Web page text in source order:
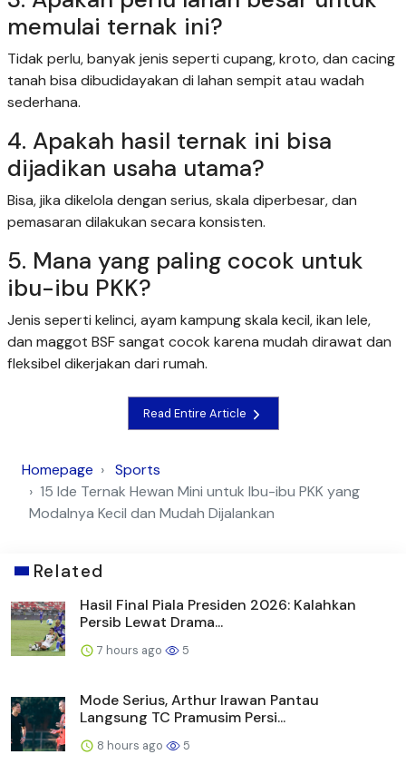
memulai ternak ini?
Tidak perlu, banyak jenis seperti cupang, kroto, dan cacing
tanah bisa dibudidayakan di lahan sempit atau wadah
sederhana.
4. Apakah hasil ternak ini bisa
dijadikan usaha utama?
Bisa, jika dikelola dengan serius, skala diperbesar, dan
pemasaran dilakukan secara konsisten.
5. Mana yang paling cocok untuk
ibu-ibu PKK?
Jenis seperti kelinci, ayam kampung skala kecil, ikan lele,
dan maggot BSF sangat cocok karena mudah dirawat dan
fleksibel dikerjakan dari rumah.
Read Entire Article
Homepage
Sports
15 Ide Ternak Hewan Mini untuk Ibu-ibu PKK yang
Modalnya Kecil dan Mudah Dijalankan
Related
Hasil Final Piala Presiden 2026: Kalahkan
Persib Lewat Drama...
7 hours ago 5
Mode Serius, Arthur Irawan Pantau
Langsung TC Pramusim Persi...
8 hours ago 5